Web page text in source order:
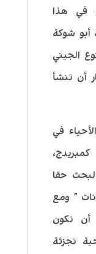
في هذا
أبو شوكة
الجيني
أن تنشأ
في
حقا
” ومع
تكون
تجزئة